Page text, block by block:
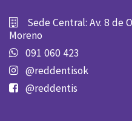
Sede Central: Av. 8 de
Moreno
091 060 423
@reddentisok
@reddentis